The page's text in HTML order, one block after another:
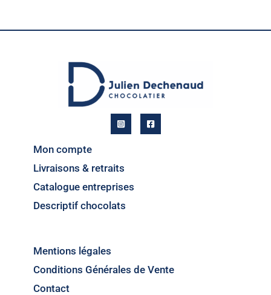
Mon compte
Livraisons & retraits
Catalogue entreprises
Descriptif chocolats
Mentions légales
Conditions Générales de Vente
Contact